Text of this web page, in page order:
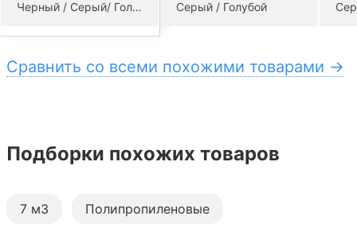
Черный / Серый/ Голубой Серый / Голубой
Сравнить со всеми похожими товарами →
Подборки похожих товаров
7 м3 Полипропиленовые